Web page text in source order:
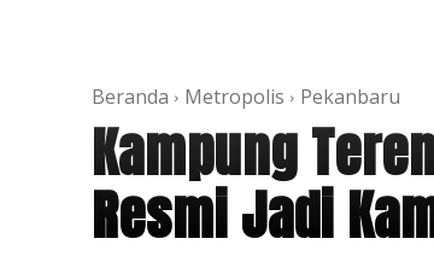
Beranda Metropolis Pekanbaru
Kampung
Resmi Jadi